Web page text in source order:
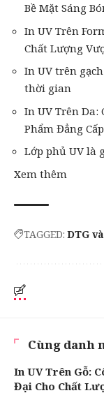
Bề Mặt Sáng
In UV Trên
Chất Lượng
In UV trên
thời gian
In UV Trên Da:
Phẩm Đẳng Cấp
Lớp phủ UV là
Xem thêm
TAGGED: DTG
Cùng danh
In UV Trên Gỗ:
Đại Cho Chất